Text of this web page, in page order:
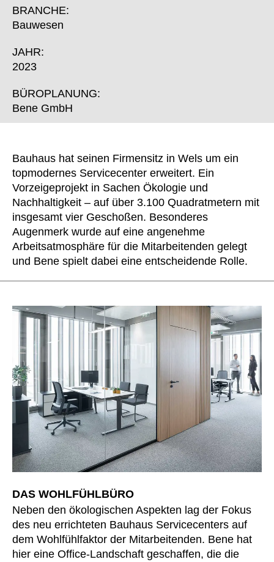
Finnland
Frankreich
Griechenland
Guinea(GN)
Hongkong
Iran(IR)
Irland
Israel(IL)
Italien(IT)
Japan(JP)
Jordanien(JO)
Kenia(KE)
(HR)
Kuwait
Lettland
Liechtenstein
Litauen(LT)
Luxemburg(LU)
Malaysia(MY)
Marokko(MA)
Mauretanien(MR)
Niederlande
(NG)
Nordirland (UK)(GB)
Norwegen(NO)
BRANCHE:
Bauwesen
JAHR:
2023
BÜROPLANUNG:
Bene GmbH
Bauhaus hat seinen Firmensitz in Wels um ein
topmodernes Servicecenter erweitert. Ein
Vorzeigeprojekt in Sachen Ökologie und
Nachhaltigkeit – auf über 3.100 Quadratmetern mit
insgesamt vier Geschoßen. Besonderes
Augenmerk wurde auf eine angenehme
Arbeitsatmosphäre für die Mitarbeitenden gelegt
und Bene spielt dabei eine entscheidende Rolle.
DAS WOHLFÜHLBÜRO
Neben den ökologischen Aspekten lag der Fokus
des neu errichteten Bauhaus Servicecenters auf
dem Wohlfühlfaktor der Mitarbeitenden. Bene hat
hier eine Office-Landschaft geschaffen, die die